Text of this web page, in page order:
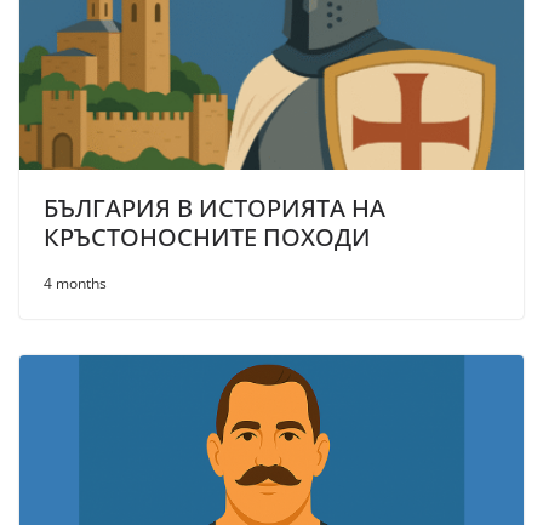
БЪЛГАРИЯ В ИСТОРИЯТА НА
КРЪСТОНОСНИТЕ ПОХОДИ
4 months